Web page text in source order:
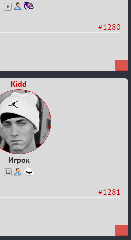
6
#1280
Kidd
Игрок
11
#1281